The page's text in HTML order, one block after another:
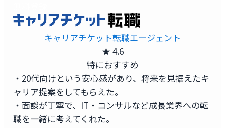
キャリアチケット転職エージェント
★ 4.6
特におすすめ
・20代向けという安心感があり、将来を見据えたキ
ャリア提案をしてもらえた。
・面談が丁寧で、IT・コンサルなど成長業界への転
職を一緒に考えてくれた。